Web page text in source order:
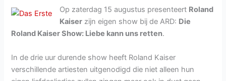
Op zaterdag 15 augustus presenteert Roland
Kaiser zijn eigen show bij de ARD: Die
Roland Kaiser Show: Liebe kann uns retten.
In de drie uur durende show heeft Roland Kaiser
verschillende artiesten uitgenodigd die niet alleen hun